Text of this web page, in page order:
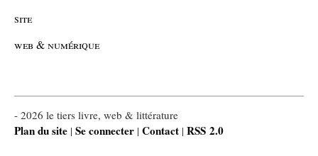
site
web & numérique
- 2026 le tiers livre, web & littérature
Plan du site | Se connecter | Contact | RSS 2.0